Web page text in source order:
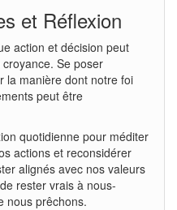
et Réflexion
action et décision peut
Se poser
la manière dont notre foi
peut être
quotidienne pour méditer
actions et reconsidérer
alignés avec nos valeurs
rester vrais à nous-
nous prêchons.